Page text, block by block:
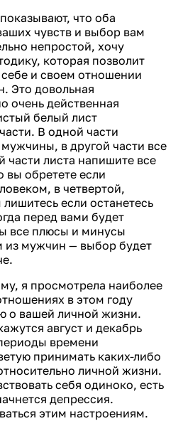
что оба
чувств и выбор вам
непростой, хочу
которая позволит
и своем отношении
Это довольная
очень действенная
белый лист
В одной части
в другой части все
части листа напишите все
вы обретете если
в четвертой,
если останетесь
перед вами будет
все плюсы и минусы
мужчин — выбор будет
я просмотрела наиболее
в этом году
о вашей личной жизни.
август и декабрь
времени
принимать каких-либо
личной жизни.
себя одиноко, есть
депрессия.
этим настроениям.